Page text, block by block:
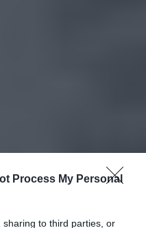
Process My Personal
to third parties, or